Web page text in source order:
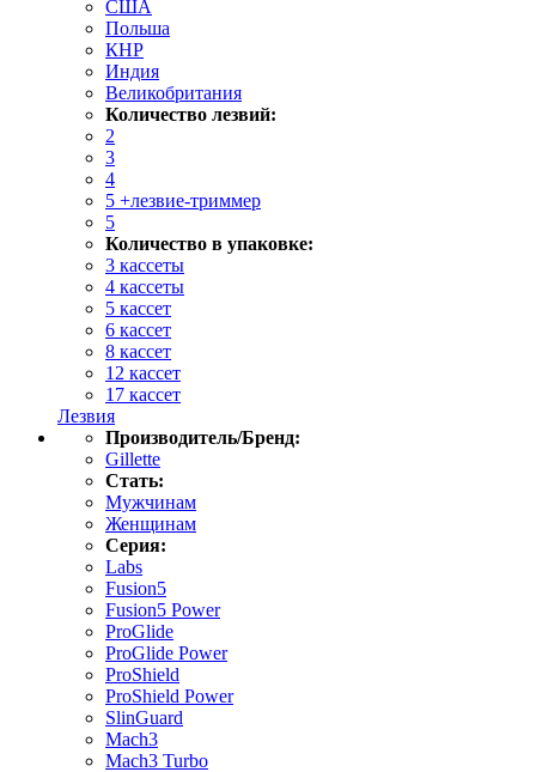
США
Польша
КНР
Индия
Великобритания
Количество лезвий:
2
3
4
5 +лезвие-триммер
5
Количество в упаковке:
3 кассеты
4 кассеты
5 кассет
6 кассет
8 кассет
12 кассет
17 кассет
Лезвия
Производитель/Бренд:
Gillette
Стать:
Мужчинам
Женщинам
Серия:
Labs
Fusion5
Fusion5 Power
ProGlide
ProGlide Power
ProShield
ProShield Power
SlinGuard
Mach3
Mach3 Turbo